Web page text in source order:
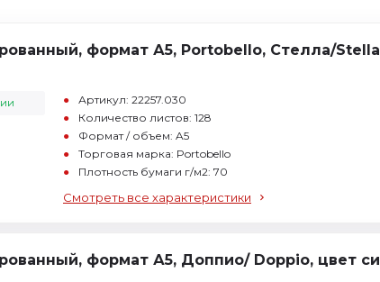
формат А5, Portobello, Стелла/
Артикул: 22257.030
Количество листов: 128
Формат / объем: A5
Торговая марка: Portobello
Плотность бумаги г/м2: 70
Смотреть все характеристики
формат А5, Доппио/ Doppio, цвет